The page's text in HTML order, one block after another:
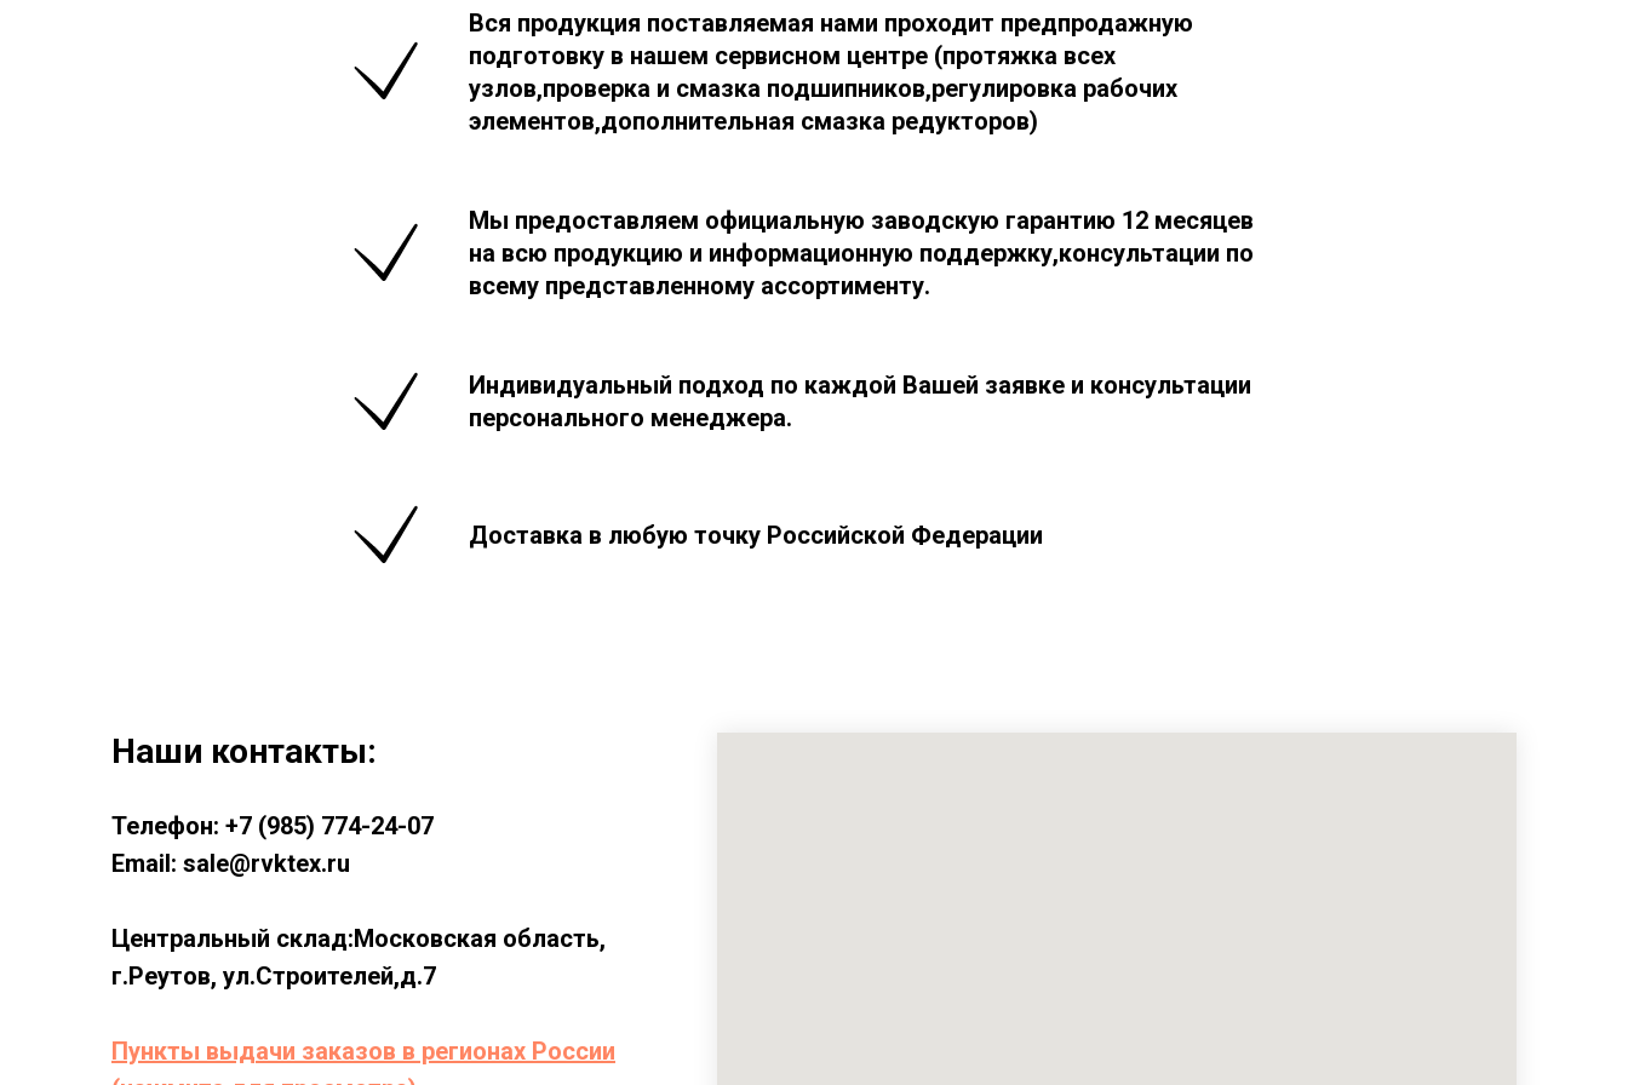
Вся продукция поставляемая нами проходит предпродажную
подготовку в нашем сервисном центре (протяжка всех
узлов,проверка и смазка подшипников,регулировка рабочих
элементов,дополнительная смазка редукторов)
Мы предоставляем официальную заводскую гарантию 12 месяцев
на всю продукцию и информационную поддержку,консультации по
всему представленному ассортименту.
Индивидуальный подход по каждой Вашей заявке и консультации
персонального менеджера.
Доставка в любую точку Российской Федерации
Наши контакты:
Телефон: +7 (985) 774-24-07
Email: sale@rvktex.ru
Центральный склад:Московская область,
г.Реутов, ул.Строителей,д.7
Пункты выдачи заказов в регионах России